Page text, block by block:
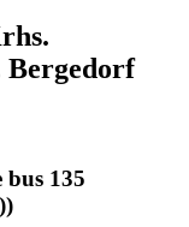
Bergedorf
135